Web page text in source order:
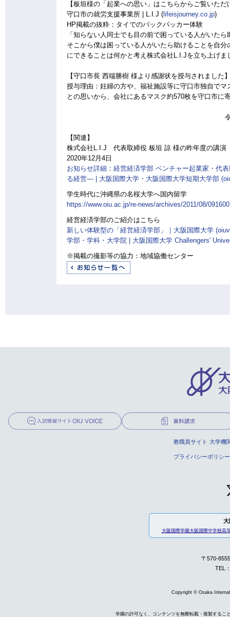
【板垣様の「起業への思い」はこちらからご覧いただ
守口市の就労支援事業所 | L.I.J ( lifeisjourney.co.jp)
HP掲載の抜粋：タイでのバックパッカー体験
「知らない人同士でも目の前で困っている人がいた
そこから僕は困っている人がいたら助けることを自
にできることは何かと考え株式会社L.I.Jを立ち上げま
【守口市長 西端勝樹 様より感謝状を授与されました
授与理由：妊婦の方や、福祉施設等に守口市独自で
との思いから、会社にあるマスク約570枚を守口市に
【関連】
株式会社L.I.J 代表取締役 板垣 諒 様の昨年度の講演
2020年12月4日
お知らせ詳細：経営経済学部 ベンチャー起業家・代
る経営― | 大阪国際大学・大阪国際大学短期大学部
学生時代に沖縄県の名桜大学へ国内留学
https://www.oiu.ac.jp/re-news/archives/2011/08/
経営経済学部のご紹介はこちら
新しい体験型の「経営経済学部」｜大阪国際大学
学部・学科・大学院 | 大阪国際大学 Challengers'
※掲載の撮影等の協力：地域協働センター
教職員サイト 大学機
プライバシーポリシー
大
大阪国際学園大阪国際中学校高
〒570-
TEL
Copyright © Osaka
学園の許可なく、コンテンツを無断転載・複製するこ